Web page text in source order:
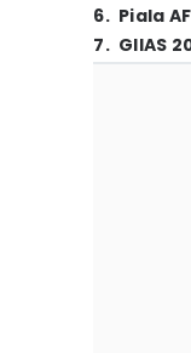
6. Piala
7. GIIAS